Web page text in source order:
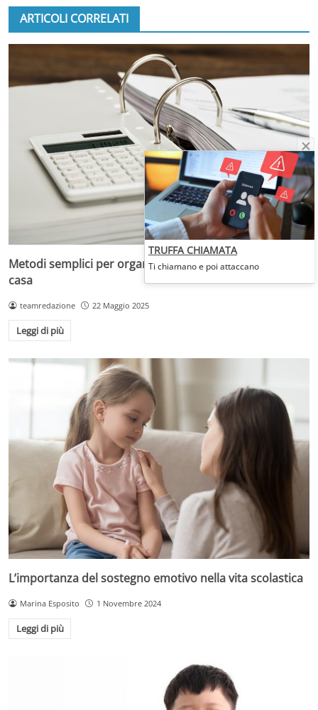
ARTICOLI CORRELATI
Metodi semplici per organizzare i documenti scolastici a
casa
teamredazione 22 Maggio 2025
Leggi di più
L’importanza del sostegno emotivo nella vita scolastica
Marina Esposito 1 Novembre 2024
Leggi di più
TRUFFA CHIAMATA
Ti chiamano e poi attaccano